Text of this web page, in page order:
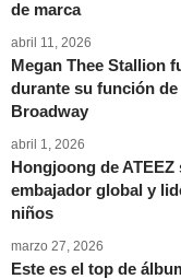
de marca
abril 11, 2026
Megan Thee Stallion
durante su función de
Broadway
abril 1, 2026
Hongjoong de
embajador global y
niños
marzo 27, 2026
Este es el top de